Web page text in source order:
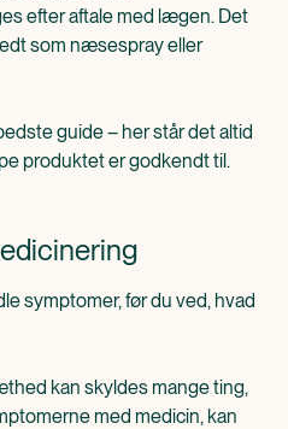
efter aftale med lægen. Det
som næsespray eller
guide – her står det altid
produktet er godkendt til.
symptomer, før du ved, hvad
kan skyldes mange ting,
med medicin, kan